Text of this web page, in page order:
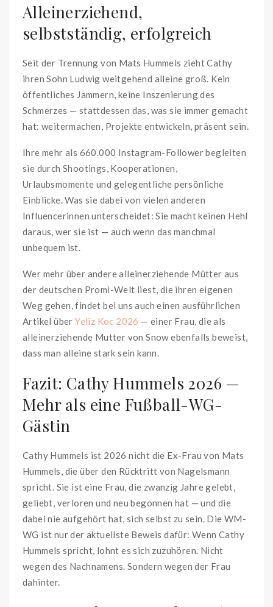
Alleinerziehend,
selbstständig, erfolgreich
Seit der Trennung von Mats Hummels zieht Cathy
ihren Sohn Ludwig weitgehend alleine groß. Kein
öffentliches Jammern, keine Inszenierung des
Schmerzes — stattdessen das, was sie immer gemacht
hat: weitermachen, Projekte entwickeln, präsent sein.
Ihre mehr als 660.000 Instagram-Follower begleiten
sie durch Shootings, Kooperationen,
Urlaubsmomente und gelegentliche persönliche
Einblicke. Was sie dabei von vielen anderen
Influencerinnen unterscheidet: Sie macht keinen Hehl
daraus, wer sie ist — auch wenn das manchmal
unbequem ist.
Wer mehr über andere alleinerziehende Mütter aus
der deutschen Promi-Welt liest, die ihren eigenen
Weg gehen, findet bei uns auch einen ausführlichen
Artikel überYeliz Koc 2026 — einer Frau, die als
alleinerziehende Mutter von Snow ebenfalls beweist,
dass man alleine stark sein kann.
Fazit: Cathy Hummels 2026 —
Mehr als eine Fußball-WG-
Gästin
Cathy Hummels ist 2026 nicht die Ex-Frau von Mats
Hummels, die über den Rücktritt von Nagelsmann
spricht. Sie ist eine Frau, die zwanzig Jahre gelebt,
geliebt, verloren und neu begonnen hat — und die
dabei nie aufgehört hat, sich selbst zu sein. Die WM-
WG ist nur der aktuellste Beweis dafür: Wenn Cathy
Hummels spricht, lohnt es sich zuzuhören. Nicht
wegen des Nachnamens. Sondern wegen der Frau
dahinter.